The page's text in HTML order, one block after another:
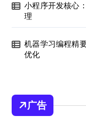
小程序开发核心
理
机器学习编程精
优化
广告